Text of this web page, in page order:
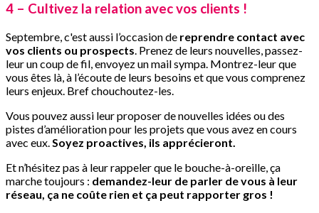
4 – Cultivez la relation avec vos clients !
Septembre, c'est aussi l’occasion de reprendre contact avec
vos clients ou prospects. Prenez de leurs nouvelles, passez-
leur un coup de fil, envoyez un mail sympa. Montrez-leur que
vous êtes là, à l’écoute de leurs besoins et que vous comprenez
leurs enjeux. Bref chouchoutez-les.
Vous pouvez aussi leur proposer de nouvelles idées ou des
pistes d’amélioration pour les projets que vous avez en cours
avec eux.Soyez proactives, ils apprécieront.
Et n’hésitez pas à leur rappeler que le bouche-à-oreille, ça
marche toujours : demandez-leur de parler de vous à leur
réseau, ça ne coûte rien et ça peut rapporter gros !